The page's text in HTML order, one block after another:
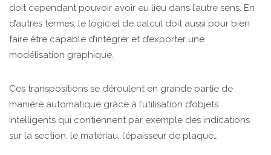
doit cependant pouvoir avoir eu lieu dans l’autre sens. En
d’autres termes, le logiciel de calcul doit aussi pour bien
faire être capable d’intégrer et d’exporter une
modélisation graphique.
Ces transpositions se déroulent en grande partie de
manière automatique grâce à l’utilisation d’objets
intelligents qui contiennent par exemple des indications
sur la section, le matériau, l’épaisseur de plaque…